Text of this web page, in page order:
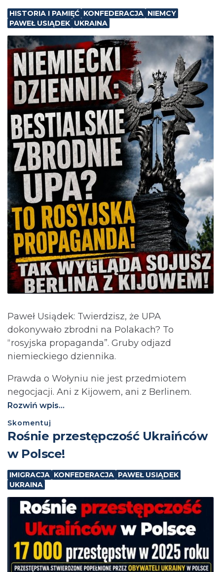
HISTORIA I PAMIĘĆ KONFEDERACJA NIEMCY
PAWEŁ USIĄDEK UKRAINA
Paweł Usiądek: Twierdzisz, że UPA
dokonywało zbrodni na Polakach? To
“rosyjska propaganda”. Gruby odjazd
niemieckiego dziennika.
Prawda o Wołyniu nie jest przedmiotem
negocjacji. Ani z Kijowem, ani z Berlinem.⁩
Rozwiń wpis...
Skomentuj
Rośnie przestępczość Ukraińców
w Polsce!
IMIGRACJA KONFEDERACJA PAWEŁ USIĄDEK
UKRAINA